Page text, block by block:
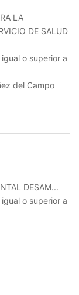
LA
DE SALUD
o superior a
del Campo
DESAM...
o superior a